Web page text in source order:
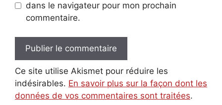
dans le navigateur pour mon prochain
commentaire.
Ce site utilise Akismet pour réduire les
indésirables. En savoir plus sur la façon dont les
données de vos commentaires sont traitées.